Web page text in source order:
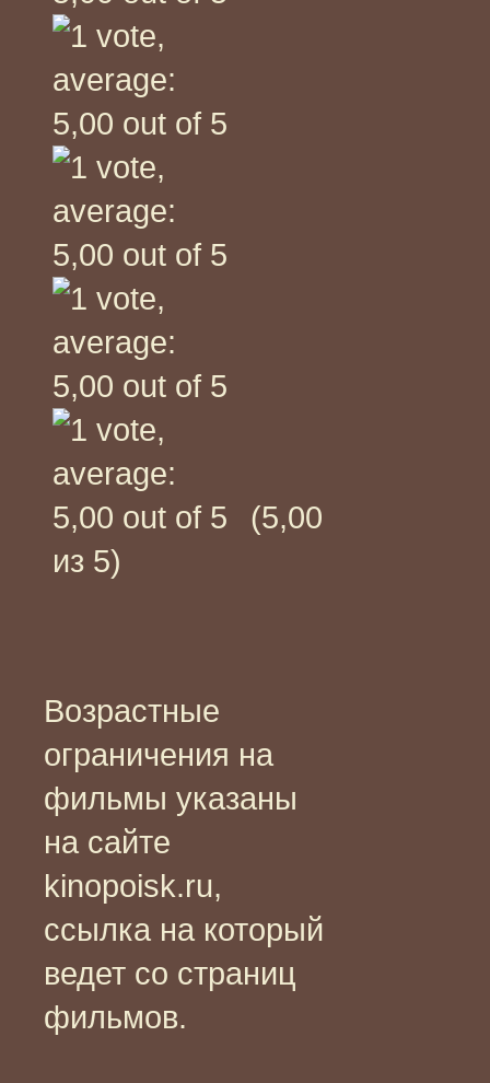
(5,00
из 5)
Возрастные
ограничения на
фильмы указаны
на сайте
kinopoisk.ru,
ссылка на который
ведет со страниц
фильмов.